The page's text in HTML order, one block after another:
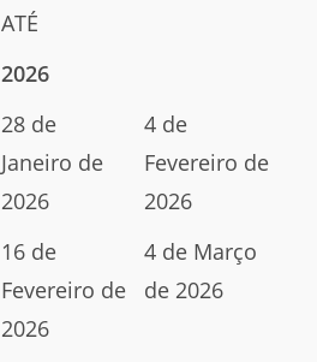
ATÉ
2026
28 de
Janeiro de
2026
4 de
Fevereiro de
2026
16 de
Fevereiro de
2026
4 de Março
de 2026